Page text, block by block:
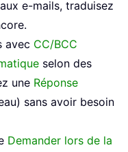
e-mails, traduisez
avec CC/BCC
selon des
une Réponse
sans avoir besoin
Demander lors de la